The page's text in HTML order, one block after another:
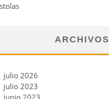
ARCHIVOS
julio 2026
julio 2023
junio 2023